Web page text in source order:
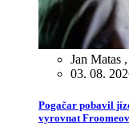
Jan Matas ,
03. 08.
Pogačar pobavil
vyrovnat